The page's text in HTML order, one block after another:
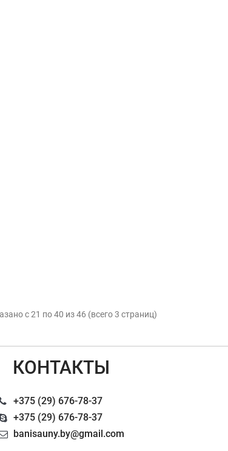
с 21 по 40 из 46 (всего 3 страниц)
КОНТАКТЫ
+375 (29) 676-78-37
+375 (29) 676-78-37
banisauny.by@gmail.com